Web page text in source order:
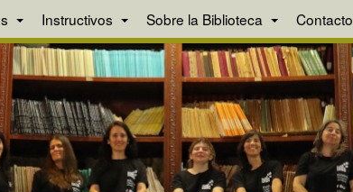
Instructivos Sobre la Biblioteca Contacto